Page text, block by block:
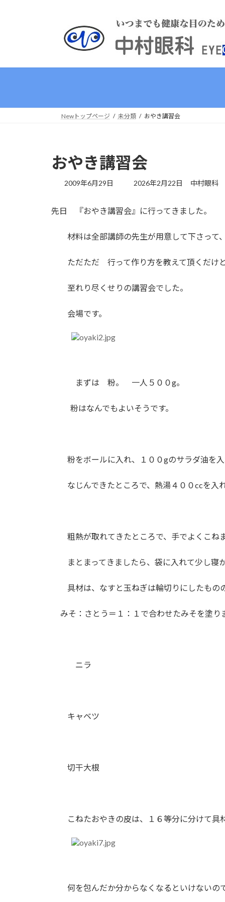
へ
ョ
Newトップページ 未分類 おやき講習会
おやき講習会
2009年6月29日
最
新
時
:
2026年2月22日 中村眼科
先日 『おやき講習会』に行ってきました。
材料は全部講師の先生が用意して下さって、
ただただ 行って作り方を教えて頂くだけ
至れり尽くせりの講習会でした。
会場です。
まずは 粉。 一人５００g。
粉はなんでもよいそうです。
粉をボールに入れ、１００gのサラダ油を入
なじんできたところで、熱湯４００ccを入れ
粗熱が取れてきたところで、手でよくこねま
まとまってきましたら、袋に入れて少し寝か
具材は、なすと玉ねぎは輪切りにしたものの
みそ：さとう＝１：１で合わせたみそを塗り
ニラ
キャベツ
切干大根
こねたおやきの皮は、１６等分に分けて具材
何を包んだか分からなくなるといけないので